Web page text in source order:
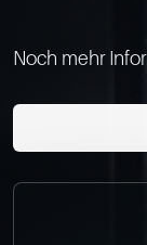
Standorte
0049-861-
info@bimmer-
Noch mehr